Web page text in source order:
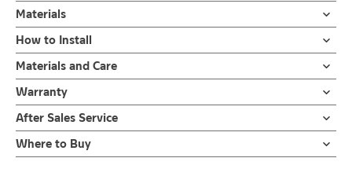
อ่างล้างหน้าเซรามิค ขนาดกว้าง 50 ซม. แบบมีรูก๊อกน้ำและมีรูน้ำล้น
ออกแบบให้ขอบอ่างมีที่พักของได้เล็กน้อย ทั้ง ขอบอ่างติดกับกำแพง
ออกแบบให้มีความสูงขึ้นมาเพื่อไม่ให้น้ำไหลลงซอกที่ติดกับกำแพง
ผลิตจากเซรามิคเคลือบ ผ่านการเผาด้วยอุณหภูมิ 200 องศาเซลเซียส
ทำให้ไม่เหลือความชื้น จึงรับประกัน ไม่ร้าวหรือรานตลอดอายุการใช้
งาน
ตู้เฟอร์นิเจอร์เก็บของใต้อ่างล้างหน้า พร้อมราวแขวนผ้า สามารถแขวน
ผ้าชิ้นเล็ก ๆเพื่อเพิ่มการใช้สอย ขนาด 47.5 x 33 x 19 ซม. สีดำ ขนาด
กะทัดรัด ผลิตจากวัสดุ PLYWOOD ปิดผิวด้วย เมลามีนวีเนีย สามารถ
Materials
ในชุดประกอบด้วย
1.อ่างล้างหน้าเซรามิค รหัส J BC-99077-BA-50
ผลิตจาก เซรามิคเคลือบ
2.ตู้ล้างหน้าเก็บของ รหัส J BC-9907-50-CAB
ผลิตจาก PLYWOOD ปิดผิวด้วยเมลามีนวีเนียร์
แนะนำซื้อเพิ่ม คู่กับ
How to Install
คลิ๊กเพื่อดูคู่มือติดตั้ง
ข้อควรระวังในการติดตั้งความเสี่ยงซึ่งอาจทำให้ได้รับบาดเจ็บหรือ
ผลิตภัณฑ์ชำรุด
3.1 ความเสี่ยงซึ่งอาจได้รับบาดเจ็บกับอ่างล้างหน้า ซึ่งมีน้ำหนักมาก
ห้ามยกหรือติดตั้งโดยไม่มีผู้ช่วยติดตั้ง
3.2 พื้นผนังต้องตั้งฉากและได้ระดับ ผนังควรมีความแข็งแรง สามารถ
Materials and Care
ข้อห้ามในการใช้งาน
1.1 ห้ามโยนของแข็งลงบนอ่างล้างหน้า
1.2 ห้ามใช้ฝอยเหล็ก แปรงลวดหรือแผ่นฟองน้ำขัดถูแบบหยาบอาจ
ทำให้ผิวเคลือบเสียได้
Warranty
รับประกันอ่างเซรามิค ไม่ร้าวราน ตลอดอายุการใช้งาน
After Sales Service
Online Platform
– Email: contact@charnpaiboon.com
Where to Buy